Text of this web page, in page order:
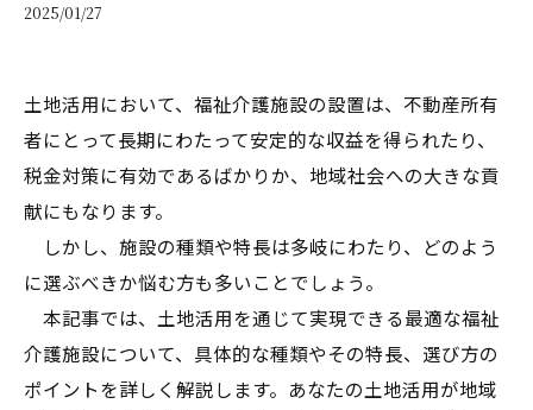
2025/01/27
土地活用において、福祉介護施設の設置は、不動産所有
者にとって長期にわたって安定的な収益を得られたり、
税金対策に有効であるばかりか、地域社会への大きな貢
献にもなります。
しかし、施設の種類や特長は多岐にわたり、どのよう
に選ぶべきか悩む方も多いことでしょう。
本記事では、土地活用を通じて実現できる最適な福祉
介護施設について、具体的な種類やその特長、選び方の
ポイントを詳しく解説します。あなたの土地活用が地域